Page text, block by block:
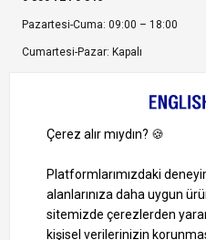
Pazartesi-Cuma: 09:00 – 18:00
Cumartesi-Pazar: Kapalı
Ayrıcalıklardan yararlanmak
1000 TL ve Üzeri Alışverişlerinizde